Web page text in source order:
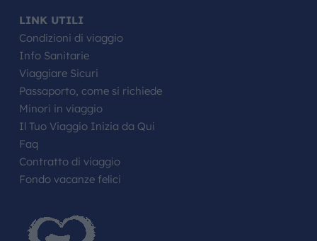
LINK UTILI
Condizioni di viaggio
Info Sanitarie
Viaggiare Sicuri
Passaporto, come si richiede
Minori in viaggio
Il Tuo Viaggio Inizia da Qui
Faq
Contratto di viaggio
Fondo vacanze felici